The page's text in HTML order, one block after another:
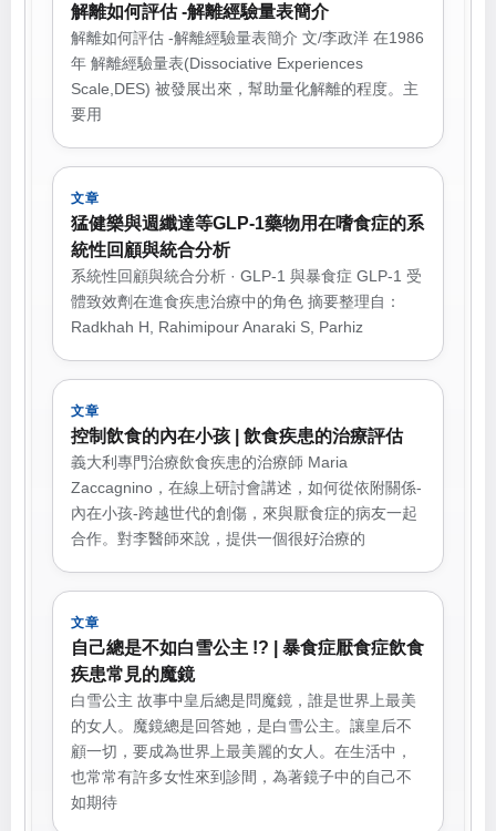
解離如何評估 -解離經驗量表簡介
解離如何評估 -解離經驗量表簡介 文/李政洋 在1986
年 解離經驗量表(Dissociative Experiences
Scale,DES) 被發展出來，幫助量化解離的程度。主
要用
文章
猛健樂與週纖達等GLP-1藥物用在嗜食症的系
統性回顧與統合分析
系統性回顧與統合分析 · GLP-1 與暴食症 GLP-1 受
體致效劑在進食疾患治療中的角色 摘要整理自：
Radkhah H, Rahimipour Anaraki S, Parhiz
文章
控制飲食的內在小孩 | 飲食疾患的治療評估
義大利專門治療飲食疾患的治療師 Maria
Zaccagnino，在線上研討會講述，如何從依附關係-
內在小孩-跨越世代的創傷，來與厭食症的病友一起
合作。對李醫師來說，提供一個很好治療的
文章
自己總是不如白雪公主 !? | 暴食症厭食症飲食
疾患常見的魔鏡
白雪公主 故事中皇后總是問魔鏡，誰是世界上最美
的女人。魔鏡總是回答她，是白雪公主。讓皇后不
顧一切，要成為世界上最美麗的女人。在生活中，
也常常有許多女性來到診間，為著鏡子中的自己不
如期待